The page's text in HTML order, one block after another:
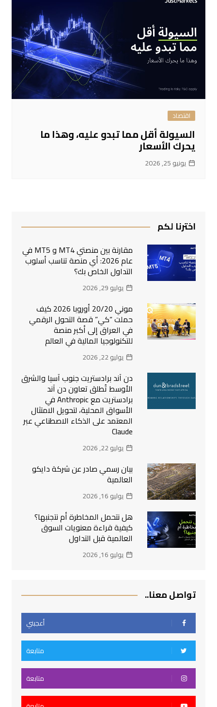
اقتصاد
السيولة أقل مما تبدو عليه، وهذا ما
يحرك الأسعار
يونيو 25, 2026
اخترنا لكم
مقارنة بين منصتي MT4 و MT5 في
عام 2026: أي منصة تناسب أسلوب
التداول الخاص بك؟
يوليو 29, 2026
موني 20/20 أوروبا 2026 كيف
حملت “كي” قصة التحول الرقمي
في العراق إلى أكبر منصة
للتكنولوجيا المالية في العالم
يوليو 22, 2026
دن آند برادستريت جنوب آسيا والشرق
الأوسط تُطلق تعاون دن آند
برادستريت مع Anthropic في
الأسواق المحلية، لتحويل الامتثال
المعتمد على الذكاء الاصطناعي عبر
Claude
يوليو 22, 2026
بيان رسمي صادر عن شركة دايكو
العالمية
يوليو 16, 2026
هل نتحمل المخاطرة أم نتجنبها؟
كيفية قراءة معنويات السوق
العالمية قبل التداول
يوليو 16, 2026
تواصل معنا..
أعجبني
متابعة
متابعة